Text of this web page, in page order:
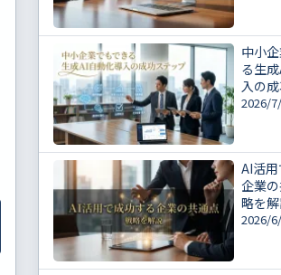
中小
る生
入の
2026/
AI活
企業
略を
2026/